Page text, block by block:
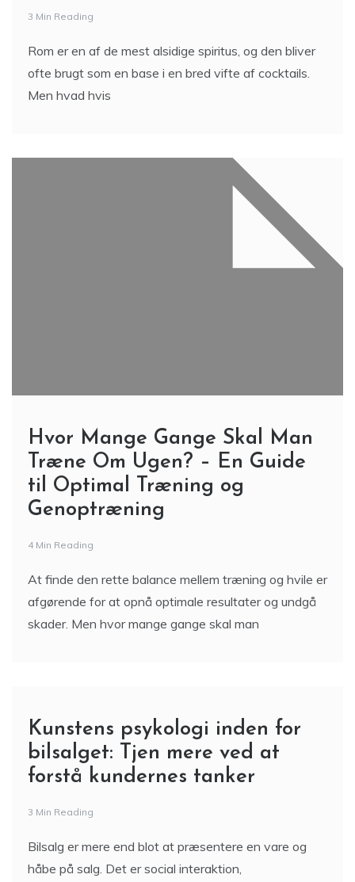
3 Min Reading
Rom er en af de mest alsidige spiritus, og den bliver
ofte brugt som en base i en bred vifte af cocktails.
Men hvad hvis
Hvor Mange Gange Skal Man
Træne Om Ugen? – En Guide
til Optimal Træning og
Genoptræning
4 Min Reading
At finde den rette balance mellem træning og hvile er
afgørende for at opnå optimale resultater og undgå
skader. Men hvor mange gange skal man
Kunstens psykologi inden for
bilsalget: Tjen mere ved at
forstå kundernes tanker
3 Min Reading
Bilsalg er mere end blot at præsentere en vare og
håbe på salg. Det er social interaktion,